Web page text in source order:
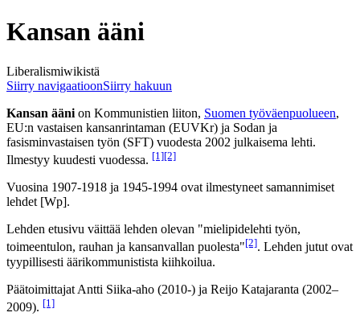
Kansan ääni
Liberalismiwikistä
Siirry navigaatioonSiirry hakuun
Kansan ääni on Kommunistien liiton, Suomen työväenpuolueen,
EU:n vastaisen kansanrintaman (EUVKr) ja Sodan ja
fasisminvastaisen työn (SFT) vuodesta 2002 julkaisema lehti.
Ilmestyy kuudesti vuodessa. [1][2]
Vuosina 1907-1918 ja 1945-1994 ovat ilmestyneet samannimiset
lehdet [Wp].
Lehden etusivu väittää lehden olevan "mielipidelehti työn,
toimeentulon, rauhan ja kansanvallan puolesta"[2]. Lehden jutut ovat
tyypillisesti äärikommunistista kiihkoilua.
Päätoimittajat Antti Siika-aho (2010-) ja Reijo Katajaranta (2002–
2009). [1]